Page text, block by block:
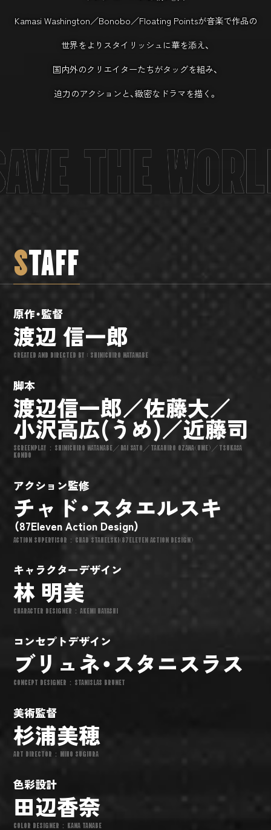
Kamasi Washington／Bonobo／Floating Pointsが音楽で作品の
世界をよりスタイリッシュに華を添え、
国内外のクリエイターたちがタッグを組み、
迫力のアクションと、緻密なドラマを描く。
STAFF
原作・監督
渡辺 信一郎
CREATED AND DIRECTED BY : SHINICHIRO WATANABE
脚本
渡辺信一郎／佐藤大／
小沢高広(うめ)／近藤司
SCREENPLAY：SHINICHIRO WATANABE／DAI SATO／TAKAHIRO OZAWA(UME)／TSUKASA
KONDO
アクション監修
チャド・スタエルスキ
（87Eleven Action Design）
ACTION SUPERVISOR：CHAD STAHELSKI(87ELEVEN ACTION DESIGN)
キャラクターデザイン
林 明美
CHARACTER DESIGNER：AKEMI HAYASHI
コンセプトデザイン
ブリュネ・スタニスラス
CONCEPT DESIGNER：STANISLAS BRUNET
美術監督
杉浦美穂
ART DIRECTOR：MIHO SUGIURA
色彩設計
田辺香奈
COLOR DESIGNER：KANA TANABE